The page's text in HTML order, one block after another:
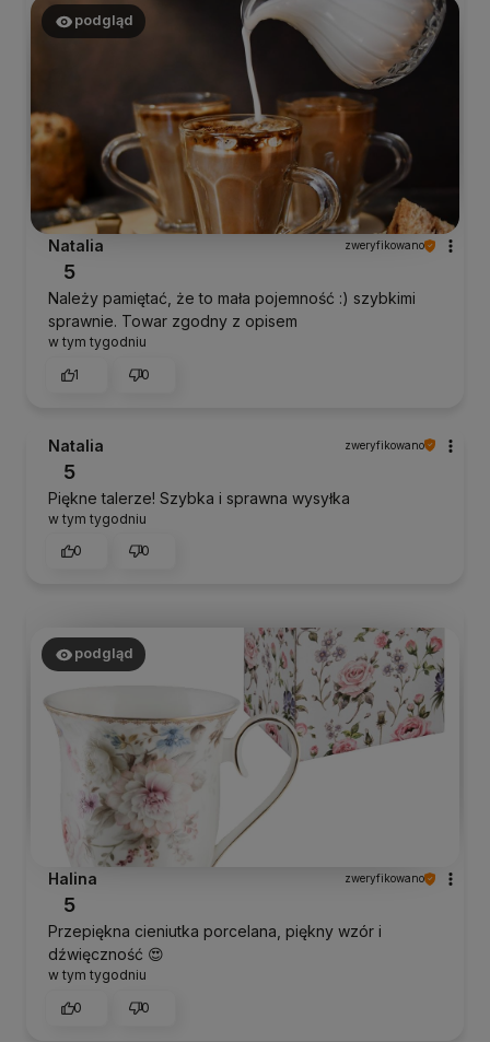
podgląd
Natalia zweryfikowano
5
Należy pamiętać, że to mała pojemność :) szybkimi
sprawnie. Towar zgodny z opisem
w tym tygodniu
1
0
Natalia zweryfikowano
5
Piękne talerze! Szybka i sprawna wysyłka
w tym tygodniu
0
0
podgląd
Halina zweryfikowano
5
Przepiękna cieniutka porcelana, piękny wzór i
dźwięczność 😍
w tym tygodniu
0
0